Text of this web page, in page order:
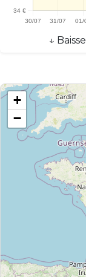
↓ Baisse
+
−